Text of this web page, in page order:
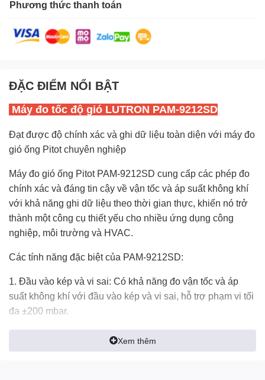
Phương thức thanh toán
ĐẶC ĐIỂM NỔI BẬT
Máy đo tốc độ gió LUTRON PAM-9212SD
Đạt được độ chính xác và ghi dữ liệu toàn diện với máy đo
gió ống Pitot chuyên nghiệp
Máy đo gió ống Pitot PAM-9212SD cung cấp các phép đo
chính xác và đáng tin cậy về vận tốc và áp suất không khí
với khả năng ghi dữ liệu theo thời gian thực, khiến nó trở
thành một công cụ thiết yếu cho nhiều ứng dụng công
nghiệp, môi trường và HVAC.
Các tính năng đặc biệt của PAM-9212SD:
1. Đầu vào kép và vi sai: Có khả năng đo vận tốc và áp
suất không khí với đầu vào kép và vi sai, hỗ trợ phạm vi tối
đa ±200 mbar.
2. Máy ghi dữ liệu theo thời gian thực: Lưu dữ liệu đo cùng
với thông tin thời gian (năm, tháng, ngày, giờ, phút, giây)
Xem thêm